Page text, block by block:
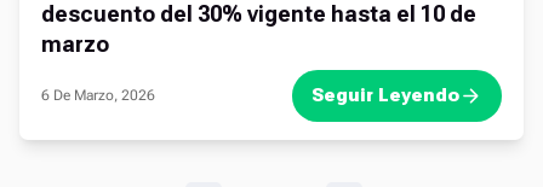
descuento del 30% vigente hasta el 10 de
marzo
6 De Marzo, 2026 Seguir Leyendo